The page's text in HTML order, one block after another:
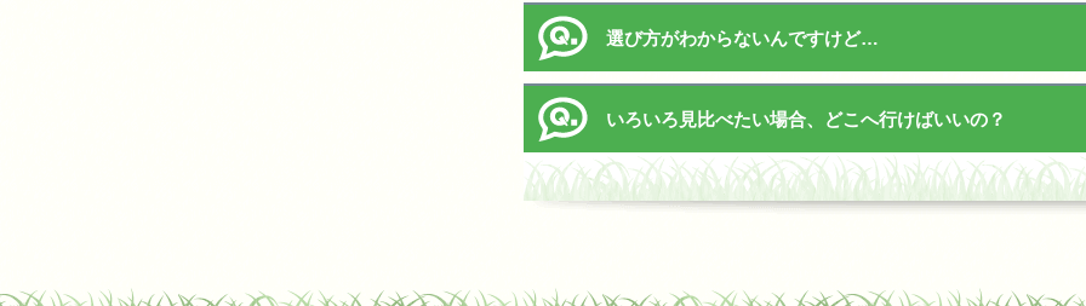
選び方がわからないんですけど…
いろいろ見比べたい場合、どこへ行けばいいの？